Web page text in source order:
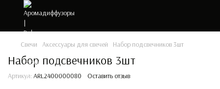
Свечи Аксессуары для свечей Набор подсвечников 3шт
Набор подсвечников 3шт
Артикул: ARL2400000080 Оставить отзыв